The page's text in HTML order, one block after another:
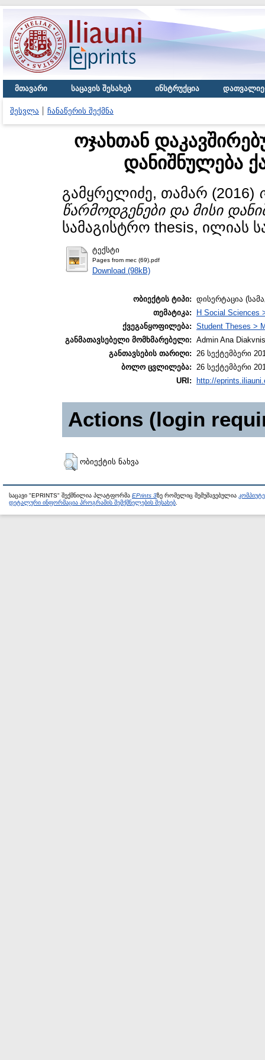
მთავარი საცავის შესახებ ინსტრუქცია
შესვლა ჩანაწერის შექმნა
ოჯახთან
დანიშნულება
გამყრელიძე, თამარ (2016)
წარმოდგენები და მისი
სამაგისტრო thesis, ილიას
ტექსტი
Pages from mec (69).pdf
Download (98kB)
ობიექტის ტიპი: დისერტაცია
თემატიკა:
H Social Sciences
ქვეგანყოფილება: Student Theses >
განმათავსებელი მომხმარებელი: Admin Ana
განთავსების თარიღი: 26 სექტემბერი
ბოლო ცვლილება: 26 სექტემბერი
URI:
http://
Actions (login
ობიექტის ნახვა
საცავი "EPRINTS" შექმნილია პლატფორმა EPrints 3ზე რომელიც შემუშავებულია
დეტალური ინფორმაცია პროგრამის შემქმნელების შესახებ.